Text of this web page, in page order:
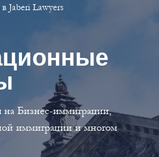
Jaberi Lawyers
Бизнес-иммиграции,
иммиграции и многом